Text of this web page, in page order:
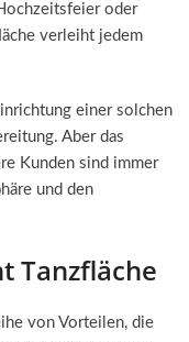
oder
verleiht jedem
einer solchen
Aber das
Kunden sind immer
und den
Tanzfläche
von Vorteilen, die